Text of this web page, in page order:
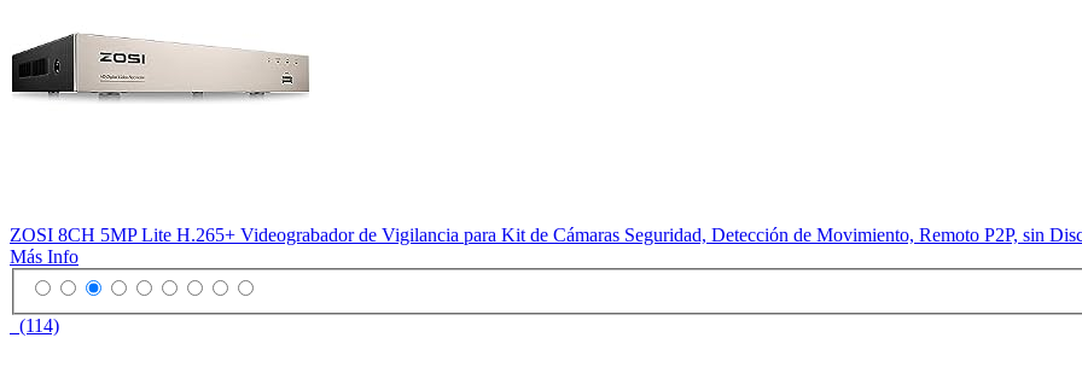
ZOSI 8CH 5MP Lite H.265+ Videograbador de Vigilancia para Kit de Cámaras Seguridad, Detección de Movimiento, Remoto P2P, sin
Más Info
(114)